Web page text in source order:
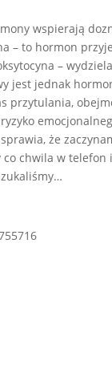
wspierają
– to hormon
–
jest jednak
przytulania,
że
chwila w telefon